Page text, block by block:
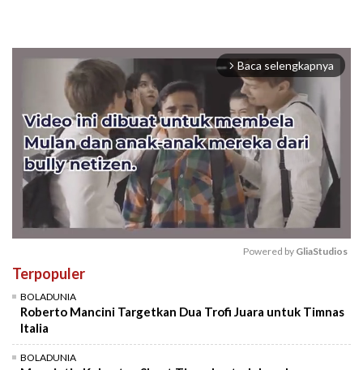
arrow_forward_ios Baca selengkapnya
Powered by GliaStudios
Terpopuler
BOLADUNIA
Roberto Mancini Targetkan Dua Trofi Juara untuk Timnas
Italia
BOLADUNIA